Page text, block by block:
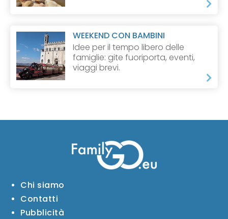
WEEKEND CON BAMBINI
Idee per il tempo libero delle
famiglie: gite fuoriporta, eventi,
viaggi brevi.
Chi siamo
Contatti
Pubblicità